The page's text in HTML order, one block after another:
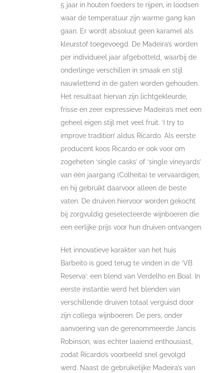
5 jaar in houten foeders te rijpen, in loodsen
waar de temperatuur zijn warme gang kan
gaan. Er wordt absoluut geen karamel als
kleurstof toegevoegd. De Madeira’s worden
per individueel jaar afgebotteld, waarbij de
onderlinge verschillen in smaak en stijl
nauwlettend in de gaten worden gehouden.
Het resultaat hiervan zijn lichtgekleurde,
frisse en zeer expressieve Madeira’s met een
geheel eigen stijl met veel fruit. ‘I try to
improve tradition’ aldus Ricardo. Als eerste
producent koos Ricardo er ook voor om
zogeheten ‘single casks’ of ‘single vineyards’
van één jaargang (Colheita) te vervaardigen,
en hij gebruikt daarvoor alleen de beste
vaten. De druiven hiervoor worden gekocht
bij zorgvuldig geselecteerde wijnboeren die
een eerlijke prijs voor hun druiven ontvangen.
Het innovatieve karakter van het huis
Barbeito is goed terug te vinden in de ‘VB
Reserva’: een blend van Verdelho en Boal. In
eerste instantie werd het blenden van
verschillende druiven totaal verguisd door
zijn collega wijnboeren. De pers, onder
aanvoering van de gerenommeerde Jancis
Robinson, was echter laaiend enthousiast,
zodat Ricardo’s voorbeeld snel gevolgd
werd. Naast de gebruikelijke Madeira’s van